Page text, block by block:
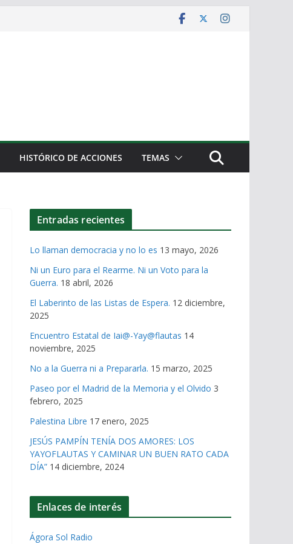
HISTÓRICO DE ACCIONES TEMAS
Entradas recientes
Lo llaman democracia y no lo es 13 mayo, 2026
Ni un Euro para el Rearme. Ni un Voto para la
Guerra. 18 abril, 2026
El Laberinto de las Listas de Espera. 12 diciembre,
2025
Encuentro Estatal de Iai@-Yay@flautas 14
noviembre, 2025
No a la Guerra ni a Prepararla. 15 marzo, 2025
Paseo por el Madrid de la Memoria y el Olvido 3
febrero, 2025
Palestina Libre 17 enero, 2025
JESÚS PAMPÍN TENÍA DOS AMORES: LOS
YAYOFLAUTAS Y CAMINAR UN BUEN RATO CADA
DÍA” 14 diciembre, 2024
Enlaces de interés
Ágora Sol Radio